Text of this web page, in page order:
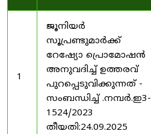
1
ജൂനിയർ
സൂപ്രണ്ടുമാർക്ക്
റേഷ്യോ പ്രൊമോഷൻ
അനുവദിച്ച് ഉത്തരവ്
പുറപ്പെടുവിക്കുന്നത് -
സംബന്ധിച്ച് .നമ്പർ.ഇ3-
1524/2023
തീയതി:24.09.2025